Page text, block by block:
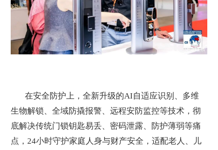
在安全防护上，全新升级的AI自适应识别 、多维
生物解锁、全域防撬报警、远程安防监控等技术，彻
底解决传统门锁钥匙易丢、密码泄露、防护薄弱等痛
点， 24小时守护家庭人身与财产安全，适配老人、儿